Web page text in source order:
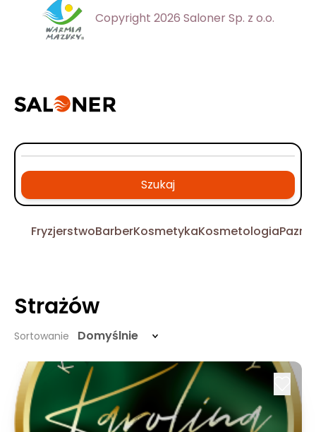
Copyright 2026 Saloner Sp. z o.o.
Szukaj
FryzjerstwoBarberKosmetykaKosmetologia
Strażów
Sortowanie Domyślnie